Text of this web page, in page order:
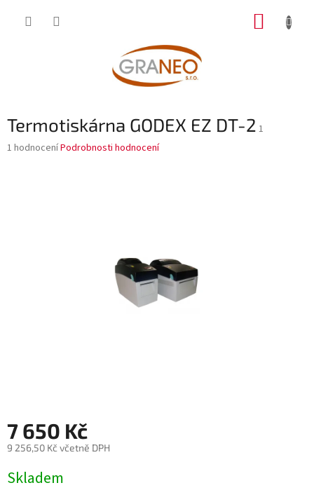
Termotiskárna GODEX EZ DT-2 1
Průměrné
1 hodnoceníPodrobnosti hodnocení
7 650 Kč
9 256,50 Kč včetně DPH
cena:
Skladem